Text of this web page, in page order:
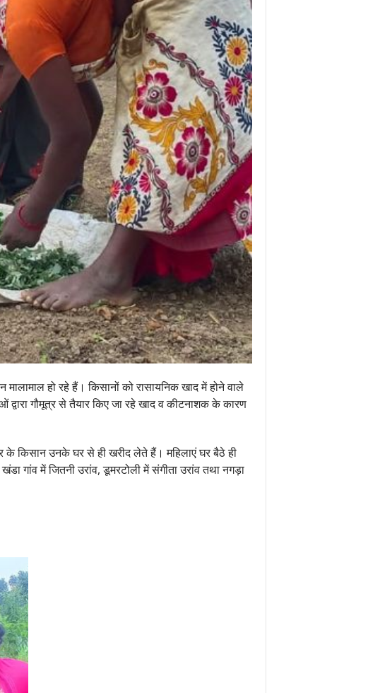
हो रहे हैं। किसानों को रासायनिक खाद में होने वाले
गौमूत्र से तैयार किए जा रहे खाद व कीटनाशक के कारण
के किसान उनके घर से ही खरीद लेते हैं। महिलाएं घर बैठे ही
गांव में जितनी उरांव, डूमरटोली में संगीता उरांव तथा नगड़ा